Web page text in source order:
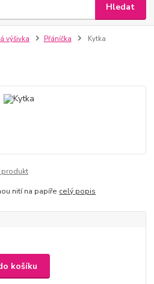
Hledat
výšivka Přáníčka Kytka
nití na papíře celý popis
košíku